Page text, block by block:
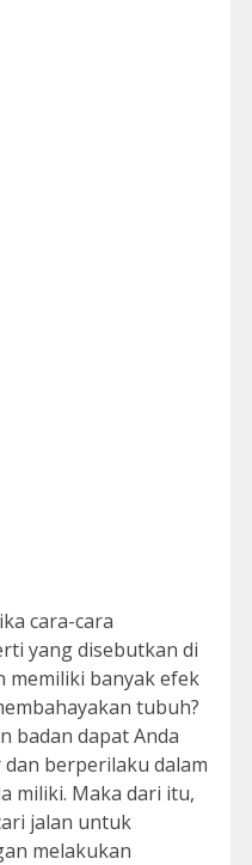
cara-cara
yang disebutkan di
memiliki banyak efek
tubuh?
badan dapat Anda
berperilaku dalam
miliki. Maka dari itu,
jalan untuk
melakukan